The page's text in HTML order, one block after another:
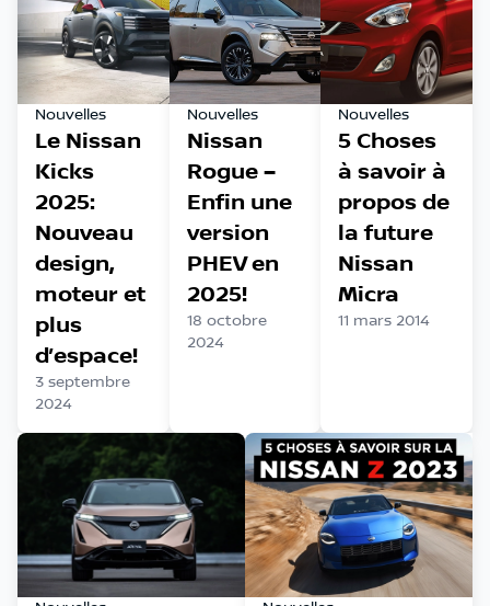
Nouvelles
Le Nissan
Kicks
2025:
Nouveau
design,
moteur et
plus
d’espace!
3 septembre
2024
Nouvelles
Nissan
Rogue –
Enfin une
version
PHEV en
2025!
18 octobre
2024
Nouvelles
5 Choses
à savoir à
propos de
la future
Nissan
Micra
11 mars 2014